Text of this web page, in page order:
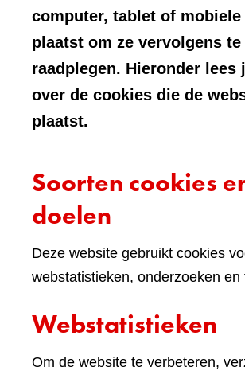
computer, tablet of mobiele
plaatst om ze vervolgens te
raadplegen. Hieronder lees
over de cookies die de
plaatst.
Soorten cookies
doelen
Deze website gebruikt cookies
webstatistieken, onderzoeken en
Webstatistieken
Om de website te verbeteren,